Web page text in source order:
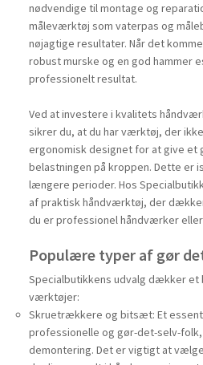
nødvendige til montage og
måleværktøj som vaterpas og
nøjagtige resultater. Når det
robust murske og en god hammer
professionelt resultat.
Ved at investere i kvalitets
sikrer du, at du har værktøj, der
ergonomisk designet for at give et
belastningen på kroppen. Dette er
længere perioder. Hos
af praktisk håndværktøj, der
du er professionel håndværker
Populære typer af gør
Specialbutikkens udvalg dækker
værktøjer:
Skruetrækkere og bitsæt: Et
professionelle og gør-det-selv-
demontering. Det er vigtigt at